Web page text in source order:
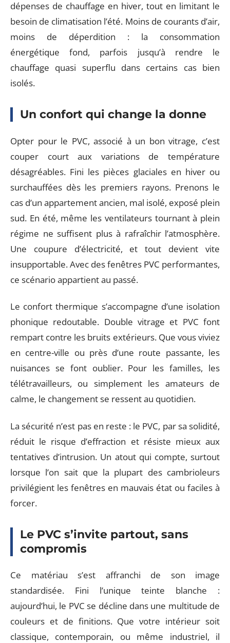
dépenses de chauffage en hiver, tout en limitant le
besoin de climatisation l’été. Moins de courants d’air,
moins de déperdition : la consommation
énergétique fond, parfois jusqu’à rendre le
chauffage quasi superflu dans certains cas bien
isolés.
Un confort qui change la donne
Opter pour le PVC, associé à un bon vitrage, c’est
couper court aux variations de température
désagréables. Fini les pièces glaciales en hiver ou
surchauffées dès les premiers rayons. Prenons le
cas d’un appartement ancien, mal isolé, exposé plein
sud. En été, même les ventilateurs tournant à plein
régime ne suffisent plus à rafraîchir l’atmosphère.
Une coupure d’électricité, et tout devient vite
insupportable. Avec des fenêtres PVC performantes,
ce scénario appartient au passé.
Le confort thermique s’accompagne d’une isolation
phonique redoutable. Double vitrage et PVC font
rempart contre les bruits extérieurs. Que vous viviez
en centre-ville ou près d’une route passante, les
nuisances se font oublier. Pour les familles, les
télétravailleurs, ou simplement les amateurs de
calme, le changement se ressent au quotidien.
La sécurité n’est pas en reste : le PVC, par sa solidité,
réduit le risque d’effraction et résiste mieux aux
tentatives d’intrusion. Un atout qui compte, surtout
lorsque l’on sait que la plupart des cambrioleurs
privilégient les fenêtres en mauvais état ou faciles à
forcer.
Le PVC s’invite partout, sans
compromis
Ce matériau s’est affranchi de son image
standardisée. Fini l’unique teinte blanche :
aujourd’hui, le PVC se décline dans une multitude de
couleurs et de finitions. Que votre intérieur soit
classique, contemporain, ou même industriel, il